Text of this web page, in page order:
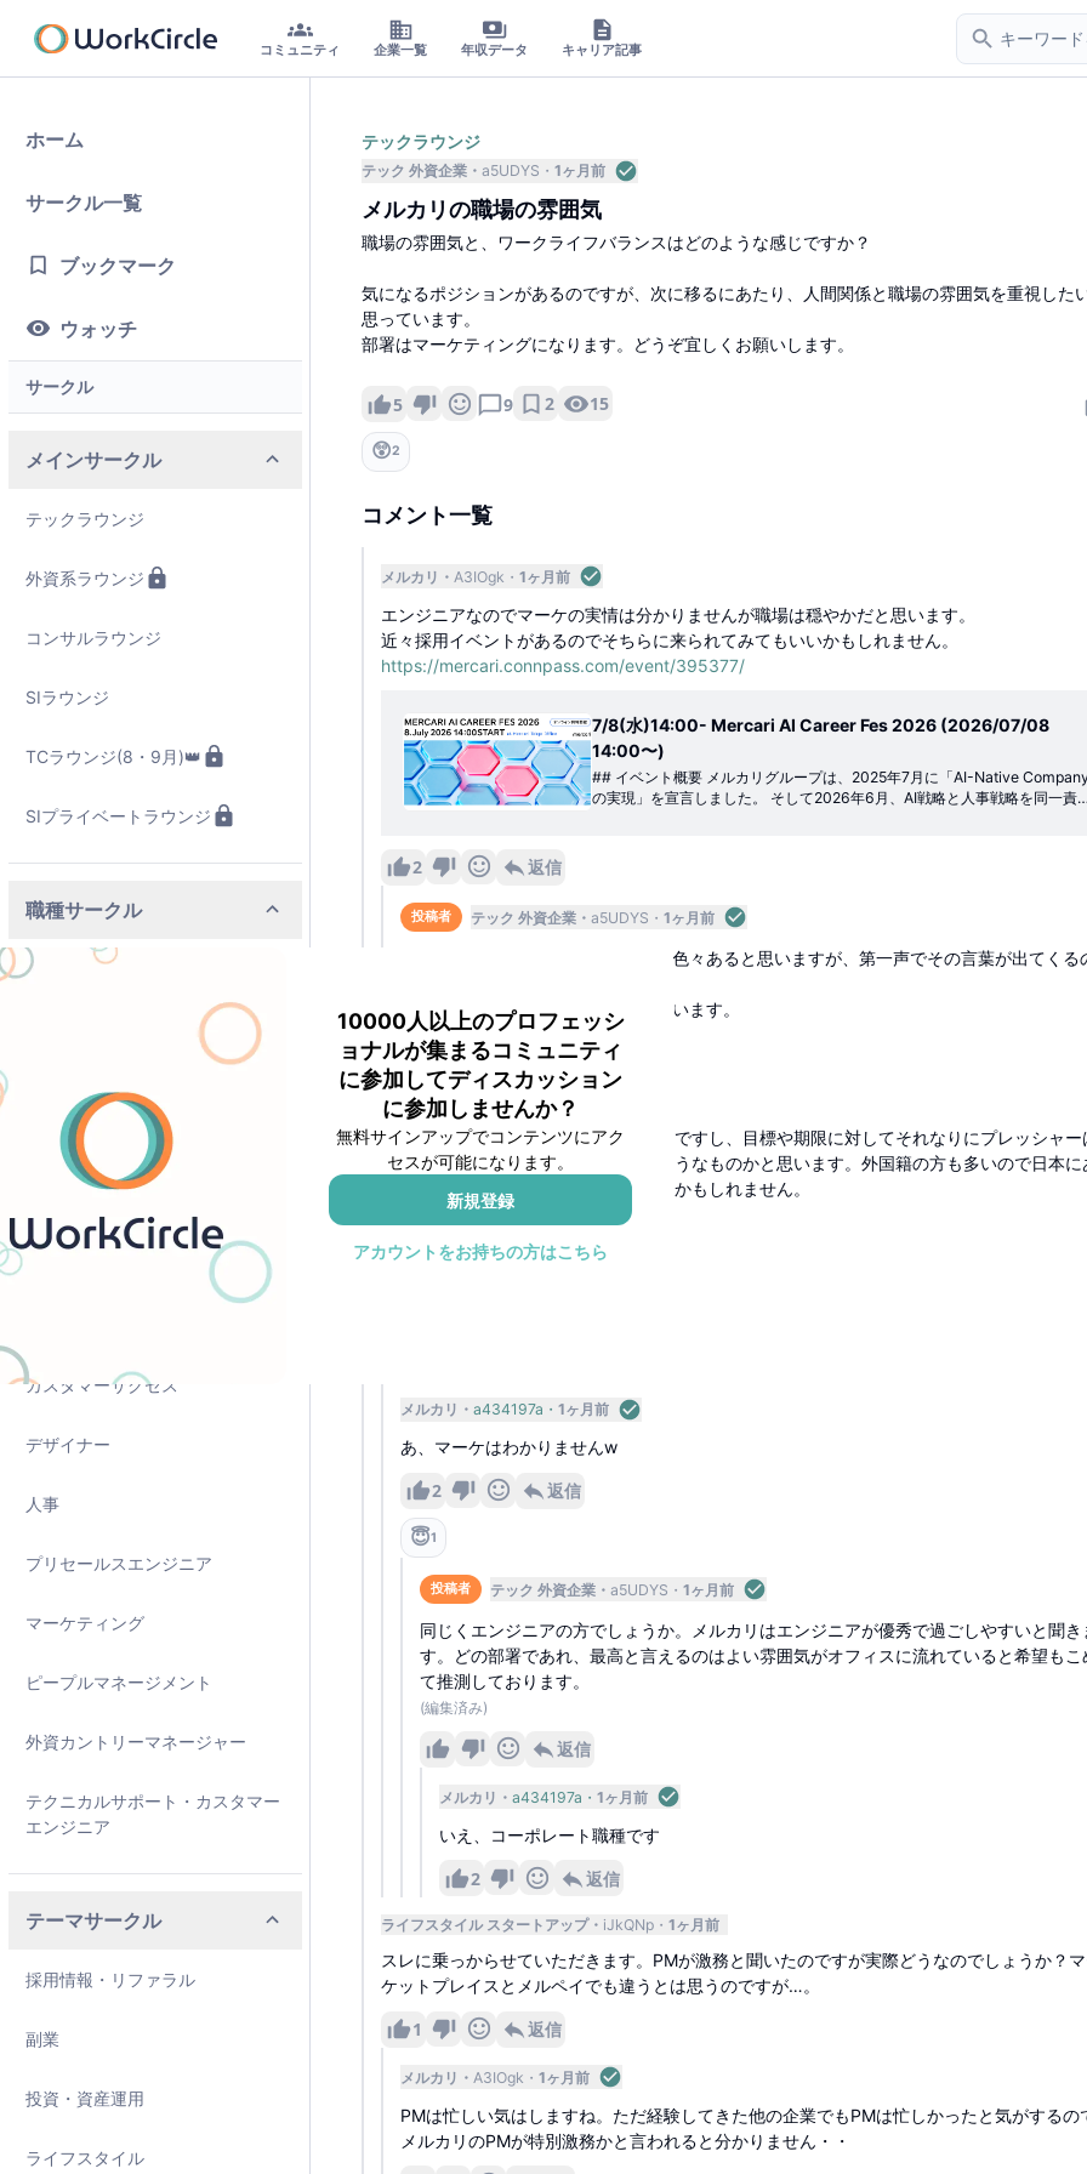
コミュニティ 企業一覧 年収データ キャリア記事
ホーム
サークル一覧
ブックマーク
ウォッチ
サークル
メインサークル
テックラウンジ
外資系ラウンジ
コンサルラウンジ
SIラウンジ
TCラウンジ(8・9月)👑
SIプライベートラウンジ
職種サークル
ソフトウェアエンジニア
ソリューションアーキテクト
データ
カスタマーサクセス
デザイナー
人事
プリセールスエンジニア
マーケティング
ピープルマネージメント
外資カントリーマネージャー
テクニカルサポート・カスタマー
エンジニア
テーマサークル
採用情報・リファラル
副業
投資・資産運用
ライフスタイル
10000人以上のプロフェッシ
ョナルが集まるコミュニティ
に参加してディスカッション
に参加しませんか？
無料サインアップでコンテンツにアク
セスが可能になります。
新規登録
アカウントをお持ちの方はこちら
テックラウンジ
テック 外資企業 a5UDYS 1ヶ月前
メルカリの職場の雰囲気
職場の雰囲気と、ワークライフバランスはどのような感じですか？
気になるポジションがあるのですが、次に移るにあたり、人間関係と職場の雰囲気を重視した
思っています。
部署はマーケティングになります。どうぞ宜しくお願いします。
5 9 2 15
😲2
コメント一覧
メルカリ A3IOgk 1ヶ月前
エンジニアなのでマーケの実情は分かりませんが職場は穏やかだと思います。
近々採用イベントがあるのでそちらに来られてみてもいいかもしれません。
https://mercari.connpass.com/event/395377/
7/8(水)14:00- Mercari AI Career Fes 2026 (2026/07/08
14:00〜)
## イベント概要 メルカリグループは、2025年7月に「AI-Native Company
の実現」を宣言しました。 そして2026年6月、AI戦略と人事戦略を同一責
予定。 AI-Native...
2 返信
投稿者 テック 外資企業 a5UDYS 1ヶ月前
穏やかときいて安心しております。色々あると思いますが、第一声でその言葉が出てくる
イベントお知らせもありがとうございます。
返信
メルカリ A3IOgk 1ヶ月前
もちろんいいことばかりではないですし、目標や期限に対してそれなりにプレッシャー
ありますがそれはどこでも似たようなものかと思います。外国籍の方も多いので日本に
る外資と似たようなところはあるかもしれません。
返信
メルカリ a434197a 1ヶ月前
あ、マーケはわかりませんw
2 返信
😇1
投稿者 テック 外資企業 a5UDYS 1ヶ月前
同じくエンジニアの方でしょうか。メルカリはエンジニアが優秀で過ごしやすいと聞き
す。どの部署であれ、最高と言えるのはよい雰囲気がオフィスに流れていると希望もこ
て推測しております。
(編集済み)
返信
メルカリ a434197a 1ヶ月前
いえ、コーポレート職種です
2 返信
ライフスタイル スタートアップ iJkQNp 1ヶ月前
スレに乗っからせていただきます。PMが激務と聞いたのですが実際どうなのでしょうか？
ケットプレイスとメルペイでも違うとは思うのですが…。
1 返信
メルカリ A3IOgk 1ヶ月前
PMは忙しい気はしますね。ただ経験してきた他の企業でもPMは忙しかったと気がするの
メルカリのPMが特別激務かと言われると分かりません・・